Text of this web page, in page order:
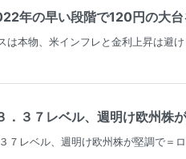
年の早い段階で120円の大
は本物、米インフレと金利上昇は避
．３７レベル、週明け欧州
７レベル、週明け欧州株が堅調で＝